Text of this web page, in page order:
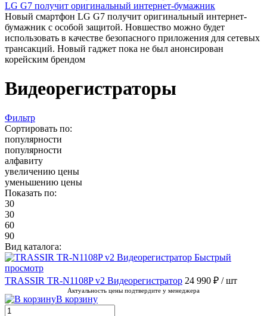
LG G7 получит оригинальный интернет-бумажник
Новый смартфон LG G7 получит оригинальный интернет-
бумажник с особой защитой. Новшество можно будет
использовать в качестве безопасного приложения для сетевых
трансакций. Новый гаджет пока не был анонсирован
корейским брендом
Видеорегистраторы
Фильтр
Сортировать по:
популярности
популярности
алфавиту
увеличению цены
уменьшению цены
Показать по:
30
30
60
90
Вид каталога:
Быстрый
просмотр
TRASSIR TR-N1108P v2 Видеорегистратор 24 990 ₽ / шт
Актуальность цены подтвердите у менеджера
В корзину